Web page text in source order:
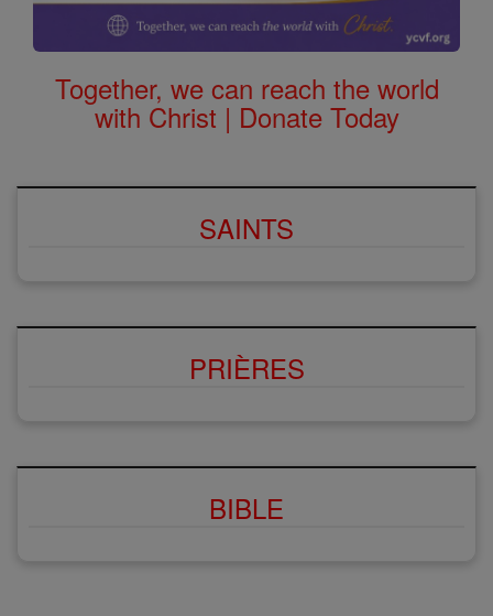
Together, we can reach the world
with Christ | Donate Today
SAINTS
PRIÈRES
BIBLE